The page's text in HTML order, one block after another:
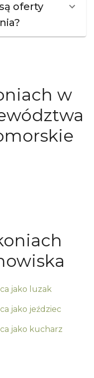
oferty
w
jako luzak
jako jeździec
jako kucharz